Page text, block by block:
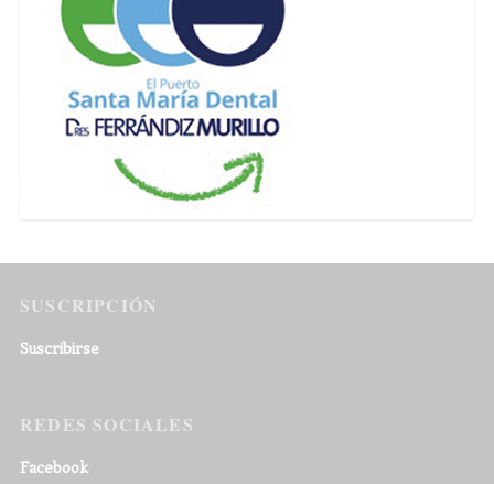
SUSCRIPCIÓN
Suscribirse
REDES SOCIALES
Facebook